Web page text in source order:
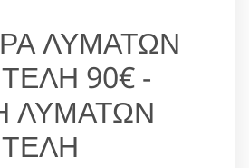
ΛΥΜΑΤΩΝ
90€ -
ΛΥΜΑΤΩΝ